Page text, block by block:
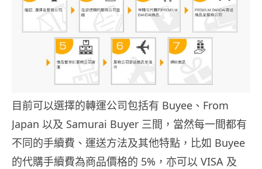
目前可以選擇的轉運公司包括有 Buyee、From
Japan 以及 Samurai Buyer 三間，當然每一間都有
不同的手續費、運送方法及其他特點，比如 Buyee
的代購手續費為商品價格的 5%，亦可以 VISA 及